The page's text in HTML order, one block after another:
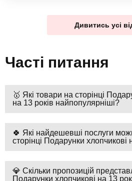
Дивитись усі
Часті питання
🥇 Які товари на сторінці
на 13 років найпопулярніші?
🍀 Які найдешевші послуги
сторінці Подарунки хлопчикові
💎 Скільки пропозицій
Подарунки хлопчикові на 13